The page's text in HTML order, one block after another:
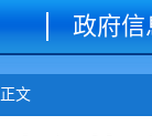
政府信
正文